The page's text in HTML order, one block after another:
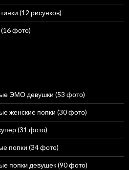
(12 рисунков)
(16 фото)
ЭМО девушки (53 фото)
женские попки (30 фото)
(31 фото)
попки (34 фото)
попки девушек (90 фото)